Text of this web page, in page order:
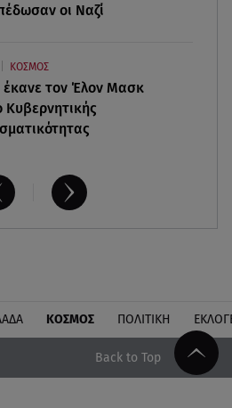
οι Ναζί
ΚΟΣΜΟΣ
έκανε τον Έλον Μασκ
Κυβερνητικής
ΚΟΣΜΟΣ ΠΟΛΙΤΙΚΗ
Back to Top